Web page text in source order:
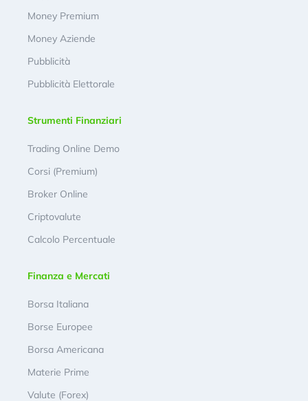
Money Premium
Money Aziende
Pubblicità
Pubblicità Elettorale
Strumenti Finanziari
Trading Online Demo
Corsi (Premium)
Broker Online
Criptovalute
Calcolo Percentuale
Finanza e Mercati
Borsa Italiana
Borse Europee
Borsa Americana
Materie Prime
Valute (Forex)